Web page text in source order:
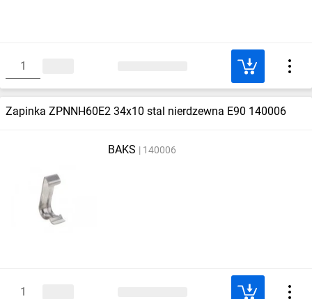
Zapinka ZPNNH60E2 34x10 stal nierdzewna E90 140006
BAKS 140006